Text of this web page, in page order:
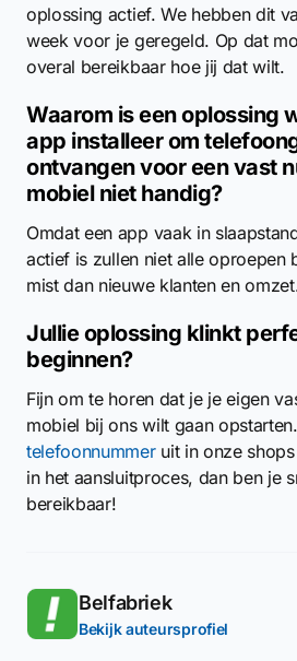
oplossing actief. We hebben dit
week voor je geregeld. Op dat
overal bereikbaar hoe jij dat wilt.
Waarom is een oplossing
app installeer om
ontvangen voor een vast
mobiel niet handig?
Omdat een app vaak in
actief is zullen niet alle oproepen
mist dan nieuwe klanten en
Jullie oplossing klinkt
beginnen?
Fijn om te horen dat je je eigen
mobiel bij ons wilt gaan
telefoonnummeruit in onze
in het aansluitproces, dan ben je
bereikbaar!
Belfabriek
Bekijk auteursprofiel